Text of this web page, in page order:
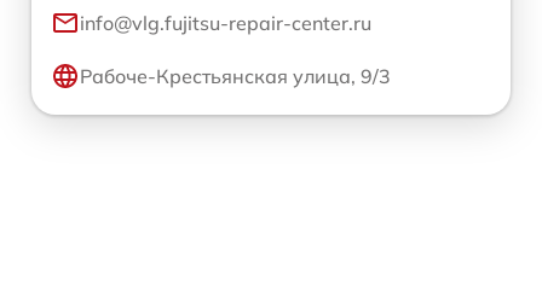
info@vlg.fujitsu-repair-center.ru
Рабоче-Крестьянская улица, 9/3